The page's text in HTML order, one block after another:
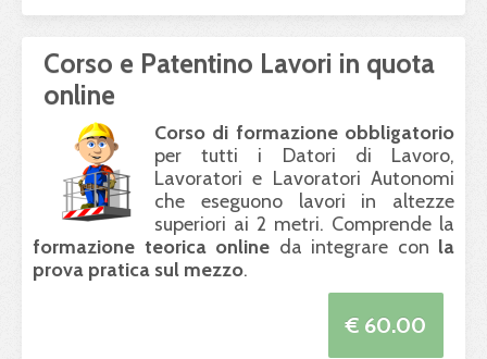
Corso e Patentino Lavori in quota
online
Corso di formazione obbligatorio
per tutti i Datori di Lavoro,
Lavoratori e Lavoratori Autonomi
che eseguono lavori in altezze
superiori ai 2 metri. Comprende la
formazione teorica online da integrare con la
prova pratica sul mezzo.
€ 60.00